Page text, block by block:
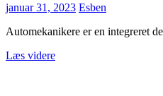
januar 31, 2023 Esben
Automekanikere er en integreret
Læs videre